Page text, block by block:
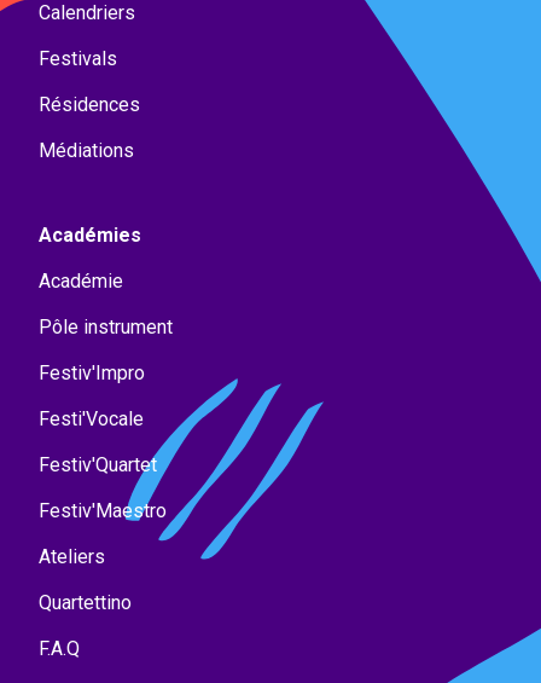
Calendriers
Festivals
Résidences
Médiations
Académies
Académie
Pôle instrument
Festiv'Impro
Festi'Vocale
Festiv'Quartet
Festiv'Maestro
Ateliers
Quartettino
F.A.Q